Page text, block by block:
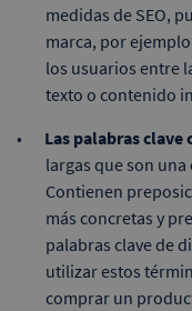
medidas de SEO,
marca, por
los usuarios entre
texto o contenido
Las palabras clave
largas que son
Contienen
más concretas y
palabras clave de
utilizar estos
comprar un